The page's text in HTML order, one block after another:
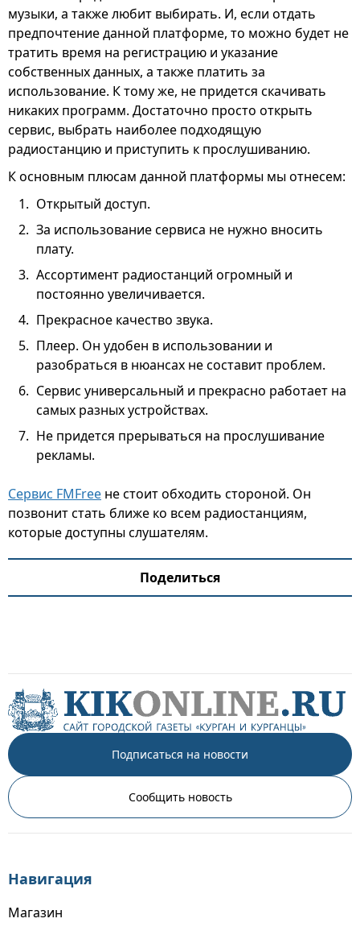
музыки, а также любит выбирать. И, если отдать
предпочтение данной платформе, то можно будет не
тратить время на регистрацию и указание
собственных данных, а также платить за
использование. К тому же, не придется скачивать
никаких программ. Достаточно просто открыть
сервис, выбрать наиболее подходящую
радиостанцию и приступить к прослушиванию.
К основным плюсам данной платформы мы отнесем:
Открытый доступ.
За использование сервиса не нужно вносить
плату.
Ассортимент радиостанций огромный и
постоянно увеличивается.
Прекрасное качество звука.
Плеер. Он удобен в использовании и
разобраться в нюансах не составит проблем.
Сервис универсальный и прекрасно работает на
самых разных устройствах.
Не придется прерываться на прослушивание
рекламы.
Сервис FMFree не стоит обходить стороной. Он
позвонит стать ближе ко всем радиостанциям,
которые доступны слушателям.
Поделиться
Подписаться на новости
Сообщить новость
Навигация
Магазин